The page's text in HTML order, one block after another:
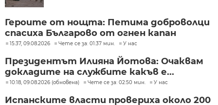
Героите от нощта: Петима доброволци
спасиха Българово от огнен капан
15:37, 09.08.2026 Чете се за: 01:37 мин. У нас
Президентът Илияна Йотова: Очаквам
докладите на службите какъв е...
10:18, 09.08.2026 (обновена) Чете се за: 02:50 мин. У нас
Испанските власти провериха около 200